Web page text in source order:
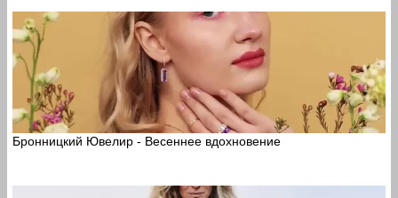
Бронницкий Ювелир - Весеннее вдохновение